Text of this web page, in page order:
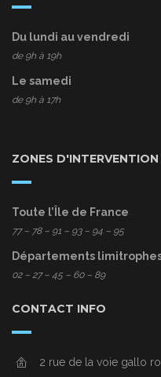
Du lundi au vendredi
de 9h à 19h
Le samedi
de 9h à 17h
ZONES D'INTERVENTION
Toute l’Île de France
77– 78 – 91 – 93 – 94 – 95
Départements
02 – 27 – 45 – 60 – 89
CONTACT INFO
2 rue de la voie gallo